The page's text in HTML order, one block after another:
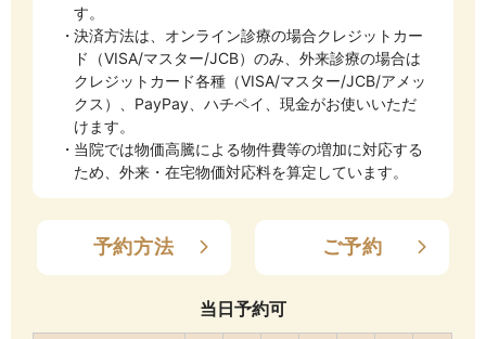
す。
決済方法は、オンライン診療の場合クレジットカー
ド（VISA/マスター/JCB）のみ、外来診療の場合は
クレジットカード各種（VISA/マスター/JCB/アメッ
クス）、PayPay、ハチペイ、現金がお使いいただ
けます。
当院では物価高騰による物件費等の増加に対応する
ため、外来・在宅物価対応料を算定しています。
予約方法 ご予約
当日予約可